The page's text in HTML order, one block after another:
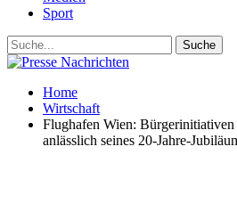
Sport
Home
Wirtschaft
Flughafen Wien:
anlässlich seines 20-Jahre-